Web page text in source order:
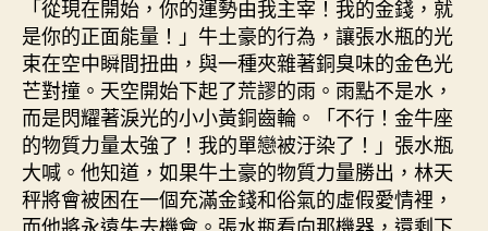
「從現在開始，你的運勢由我主宰！我的金錢，就
是你的正面能量！」牛土豪的行為，讓張水瓶的光
束在空中瞬間扭曲，與一種夾雜著銅臭味的金色光
芒對撞。天空開始下起了荒謬的雨。雨點不是水，
而是閃耀著淚光的小小黃銅齒輪。「不行！金牛座
的物質力量太強了！我的單戀被汙染了！」張水瓶
大喊。他知道，如果牛土豪的物質力量勝出，林天
秤將會被困在一個充滿金錢和俗氣的虛假愛情裡，
而他將永遠失去機會。張水瓶看向那機器，還剩下